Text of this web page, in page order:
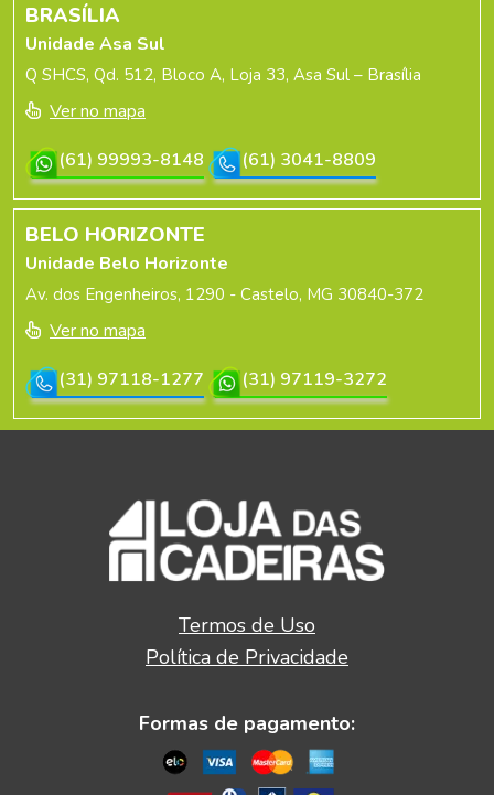
BRASÍLIA
Unidade Asa Sul
Q SHCS, Qd. 512, Bloco A, Loja 33, Asa Sul – Brasília
Ver no mapa
(61) 99993-8148
(61) 3041-8809
BELO HORIZONTE
Unidade Belo Horizonte
Av. dos Engenheiros, 1290 - Castelo, MG 30840-372
Ver no mapa
(31) 97118-1277
(31) 97119-3272
Termos de Uso
Política de Privacidade
Formas de pagamento: